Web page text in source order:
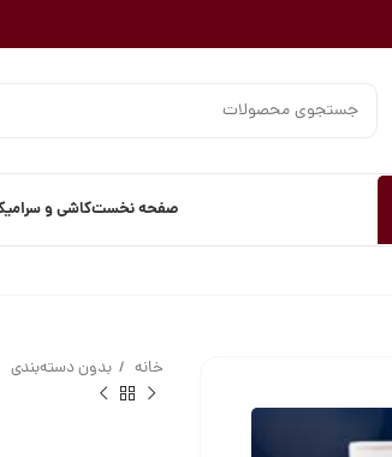
صفحه نخستکاشی و
خانه بدون دسته‌بندی